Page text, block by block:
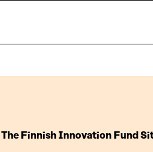
The Finnish Innovation Fund